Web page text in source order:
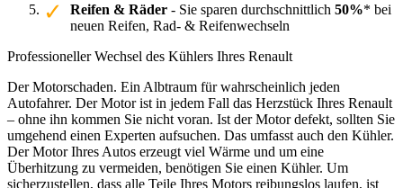
Reifen & Räder - Sie sparen durchschnittlich 50%* bei
neuen Reifen, Rad- & Reifenwechseln
Professioneller Wechsel des Kühlers Ihres Renault
Der Motorschaden. Ein Albtraum für wahrscheinlich jeden
Autofahrer. Der Motor ist in jedem Fall das Herzstück Ihres Renault
– ohne ihn kommen Sie nicht voran. Ist der Motor defekt, sollten Sie
umgehend einen Experten aufsuchen. Das umfasst auch den Kühler.
Der Motor Ihres Autos erzeugt viel Wärme und um eine
Überhitzung zu vermeiden, benötigen Sie einen Kühler. Um
sicherzustellen, dass alle Teile Ihres Motors reibungslos laufen, ist